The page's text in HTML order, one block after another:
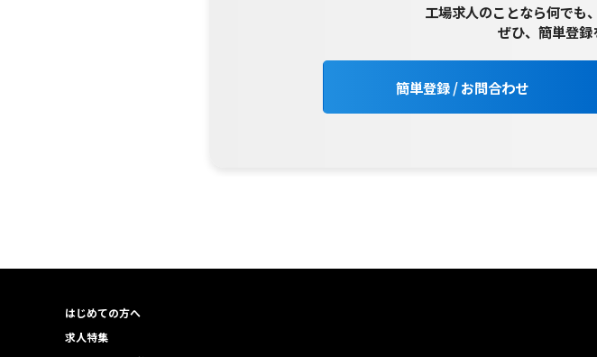
工場求人のことなら何でも
ぜひ、簡単登録
簡単登録 / お問合わせ
はじめての方へ
求人特集